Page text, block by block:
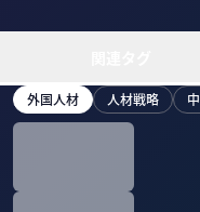
外国人材 人材戦略